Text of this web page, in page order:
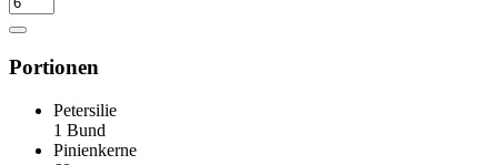
Portionen
Petersilie
1 Bund
Pinienkerne